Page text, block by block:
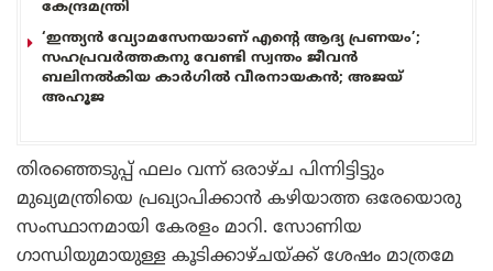
കേന്ദ്രമന്ത്രി
‘ഇന്ത്യൻ വ്യോമസേനയാണ് എന്റെ ആദ്യ പ്രണയം’;
സഹപ്രവർത്തകനു വേണ്ടി സ്വന്തം ജീവൻ
ബലിനൽകിയ കാർഗിൽ വീരനായകൻ; അജയ്
അഹൂജ
തിരഞ്ഞെടുപ്പ് ഫലം വന്ന് ഒരാഴ്ച പിന്നിട്ടിട്ടും
മുഖ്യമന്ത്രിയെ പ്രഖ്യാപിക്കാൻ കഴിയാത്ത ഒരേയൊരു
സംസ്ഥാനമായി കേരളം മാറി. സോണിയ
ഗാന്ധിയുമായുള്ള കൂടിക്കാഴ്ചയ്ക്ക് ശേഷം മാത്രമേ